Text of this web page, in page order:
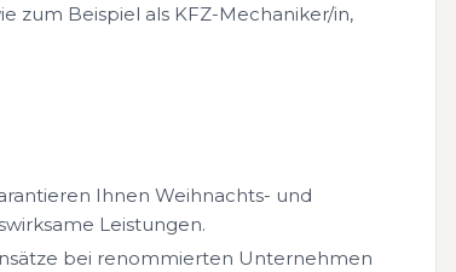
zum Beispiel als KFZ-Mechaniker/in,
Ihnen Weihnachts- und
Leistungen.
bei renommierten Unternehmen